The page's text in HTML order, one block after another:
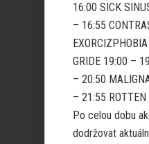
16:00 SICK
– 16:55
GRIDE 19:00 –
– 20:50
– 21:55
Po celou dobu
dodržovat